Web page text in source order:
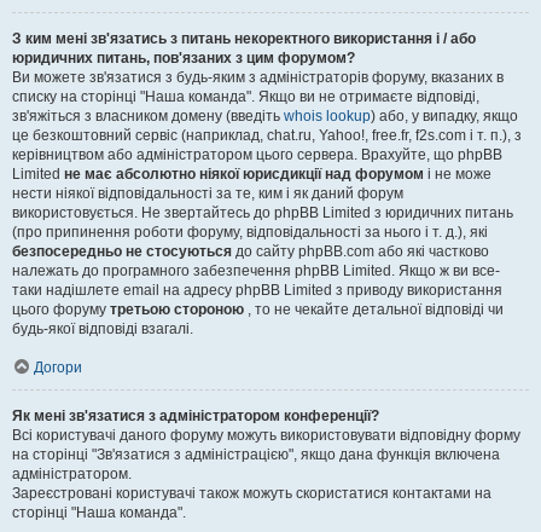
З ким мені зв'язатись з питань некоректного використання і / або
юридичних питань, пов'язаних з цим форумом?
Ви можете зв'язатися з будь-яким з адміністраторів форуму, вказаних в
списку на сторінці "Наша команда". Якщо ви не отримаєте відповіді,
зв'яжіться з власником домену (введіть whois lookup) або, у випадку, якщо
це безкоштовний сервіс (наприклад, chat.ru, Yahoo!, free.fr, f2s.com і т. п.), з
керівництвом або адміністратором цього сервера. Врахуйте, що phpBB
Limited не має абсолютно ніякої юрисдикції над форумом і не може
нести ніякої відповідальності за те, ким і як даний форум
використовується. Не звертайтесь до phpBB Limited з юридичних питань
(про припинення роботи форуму, відповідальності за нього і т. д.), які
безпосередньо не стосуються до сайту phpBB.com або які частково
належать до програмного забезпечення phpBB Limited. Якщо ж ви все-
таки надішлете email на адресу phpBB Limited з приводу використання
цього форуму третьою стороною , то не чекайте детальної відповіді чи
будь-якої відповіді взагалі.
Догори
Як мені зв'язатися з адміністратором конференції?
Всі користувачі даного форуму можуть використовувати відповідну форму
на сторінці "Зв'язатися з адміністрацією", якщо дана функція включена
адміністратором.
Зареєстровані користувачі також можуть скористатися контактами на
сторінці "Наша команда".